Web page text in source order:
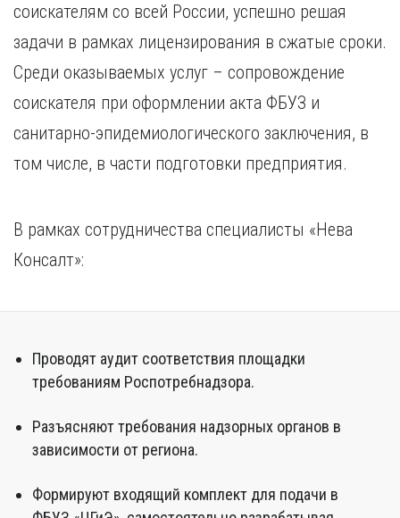
соискателям со всей России, успешно решая
задачи в рамках лицензирования в сжатые сроки.
Среди оказываемых услуг – сопровождение
соискателя при оформлении акта ФБУЗ и
санитарно-эпидемиологического заключения, в
том числе, в части подготовки предприятия.
В рамках сотрудничества специалисты «Нева
Консалт»:
Проводят аудит соответствия площадки
требованиям Роспотребнадзора.
Разъясняют требования надзорных органов в
зависимости от региона.
Формируют входящий комплект для подачи в